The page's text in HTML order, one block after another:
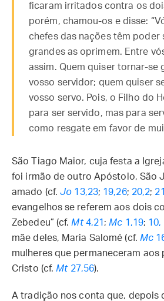
ficaram irritados contra os
porém, chamou-os e disse:
chefes das nações têm poder
grandes as oprimem. Entre
assim. Quem quiser tornar-se
vosso servidor; quem quiser
vosso servo. Pois, o Filho do
para ser servido, mas para
como resgate em favor de
São Tiago Maior, cuja festa a
foi irmão de outro Apóstolo, São
amado (cf.Jo 13,23; 19,26; 20,2;
evangelhos se referem aos dois
Zebedeu” (cf. Mt4,21 ; Mc 1,19; 10,
mãe deles, Maria Salomé (cf. Mc
mulheres que permaneceram aos
Cristo (cf. Mt27,56).
A tradição nos conta que, depois